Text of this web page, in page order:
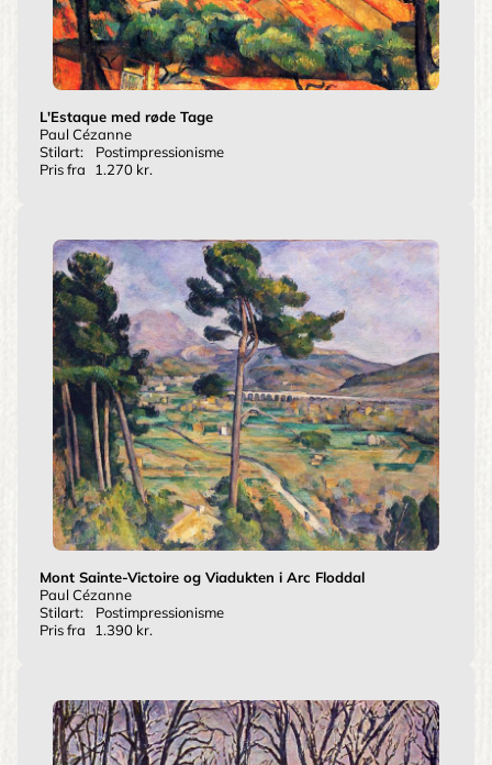
L'Estaque med røde Tage
Paul Cézanne
Stilart:
Postimpressionisme
Pris fra
1.270 kr.
Mont Sainte-Victoire og Viadukten i Arc Floddal
Paul Cézanne
Stilart:
Postimpressionisme
Pris fra
1.390 kr.